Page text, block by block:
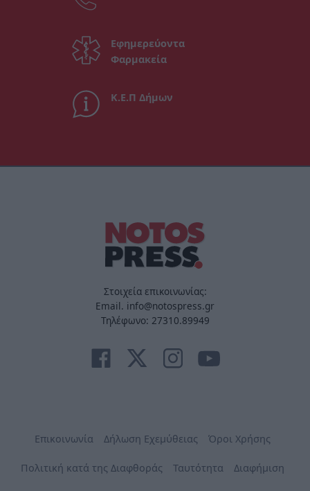
Εφημερεύοντα
Φαρμακεία
Κ.Ε.Π Δήμων
Στοιχεία επικοινωνίας:
Email. info@notospress.gr
Τηλέφωνο: 27310.89949
Επικοινωνία Δήλωση Εχεμύθειας Όροι Χρήσης
Πολιτική κατά της Διαφθοράς Ταυτότητα Διαφήμιση